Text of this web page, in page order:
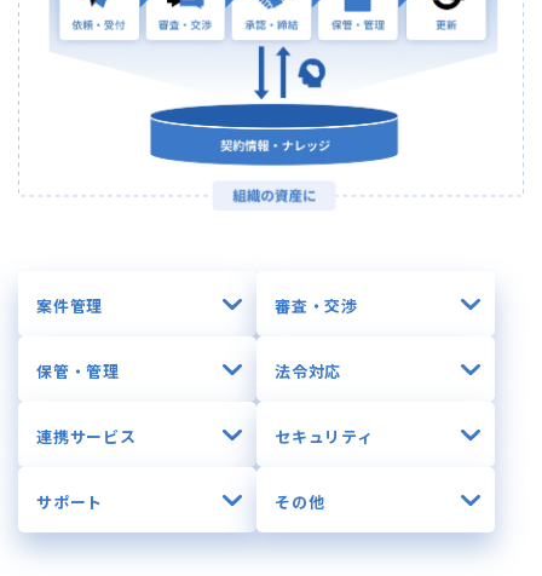
案件管理 審査・交渉
保管・管理 法令対応
連携サービス セキュリティ
サポート その他